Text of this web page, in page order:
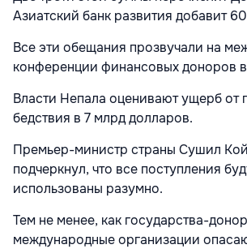
Азиатский банк развития добавит
Все эти обещания прозвучали на
конференции финансовых доноров
Власти Непала оценивают ущерб от
бедствия в 7 млрд долларов.
Премьер-министр страны Сушил
подчеркнул, что все поступления
использованы разумно.
Тем не менее, как государства-
международные организации